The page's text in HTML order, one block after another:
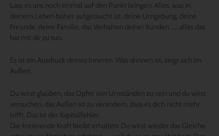
Lass es uns noch einmal auf den Punkt bringen: Alles, was in
deinem Leben bisher aufgetaucht ist, deine Umgebung, deine
Freunde, deine Familie, das Verhalten deiner Kunden ….. alles das
hat mit dir zu tun.
Es ist ein Ausdruck deines Inneren. Was drinnen ist, zeigt sich im
Außen.
Du wirst glauben, das Opfer von Umständen zu sein und du wirst
versuchen, das Außen so zu verändern, dass es dich nicht mehr
trifft. Das ist der Kapitalfehler.
Die kreierende Kraft bleibt erhalten. Du wirst wieder das Gleiche